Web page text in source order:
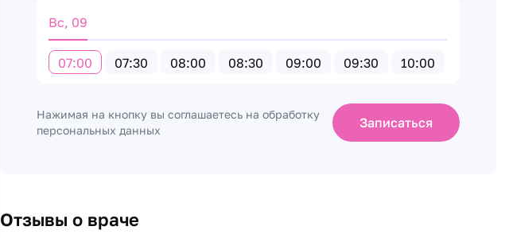
Вс, 09
07:00 07:30 08:00 08:30 09:00 09:30 10:00
Нажимая на кнопку вы соглашаетесь на обработку
персональных данных
Записаться
Отзывы о враче